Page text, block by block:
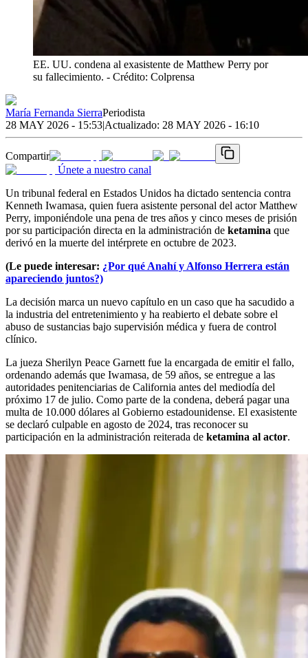
EE. UU. condena al exasistente de Matthew Perry por
su fallecimiento. - Crédito: Colprensa
María Fernanda SierraPeriodista
28 MAY 2026 - 15:53|Actualizado: 28 MAY 2026 - 16:10
Compartir
Únete a nuestro canal
Un tribunal federal en Estados Unidos ha dictado sentencia contra
Kenneth Iwamasa, quien fuera asistente personal del actor Matthew
Perry, imponiéndole una pena de tres años y cinco meses de prisión
por su participación directa en la administración de ketamina que
derivó en la muerte del intérprete en octubre de 2023.
(Le puede interesar: ¿Por qué Anahí y Alfonso Herrera están
apareciendo juntos?)
La decisión marca un nuevo capítulo en un caso que ha sacudido a
la industria del entretenimiento y ha reabierto el debate sobre el
abuso de sustancias bajo supervisión médica y fuera de control
clínico.
La jueza Sherilyn Peace Garnett fue la encargada de emitir el fallo,
ordenando además que Iwamasa, de 59 años, se entregue a las
autoridades penitenciarias de California antes del mediodía del
próximo 17 de julio. Como parte de la condena, deberá pagar una
multa de 10.000 dólares al Gobierno estadounidense. El exasistente
se declaró culpable en agosto de 2024, tras reconocer su
participación en la administración reiterada de ketamina al actor.